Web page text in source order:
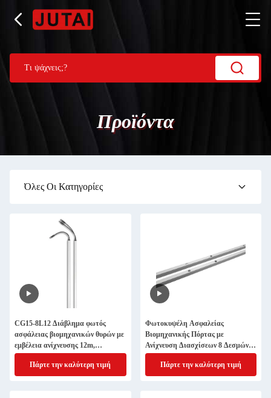
Προϊόντα
Όλες Οι Κατηγορίες
CG15-8L12 Διάβλημα φωτός
ασφάλειας βιομηχανικών θυρών με
εμβέλεια ανίχνευσης 12m,
προστασία IP67 και δίκτυο
υπέρυθρων 8 ακτίνων
Πάρτε την καλύτερη τιμή
Φωτοκυψέλη Ασφαλείας
Βιομηχανικής Πόρτας με
Ανίχνευση Διασχίσεων 8 Δεσμών,
Εμβέλεια 12μ και Προστασία IP67
για Πόρτες Υψηλής Ταχύτητας
Πάρτε την καλύτερη τιμή